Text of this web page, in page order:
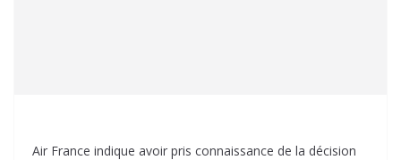
Air France indique avoir pris connaissance de la décision